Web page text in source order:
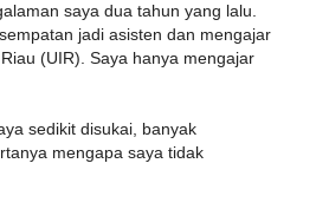
saya dua tahun yang lalu.
jadi asisten dan mengajar
(UIR). Saya hanya mengajar
sedikit disukai, banyak
mengapa saya tidak